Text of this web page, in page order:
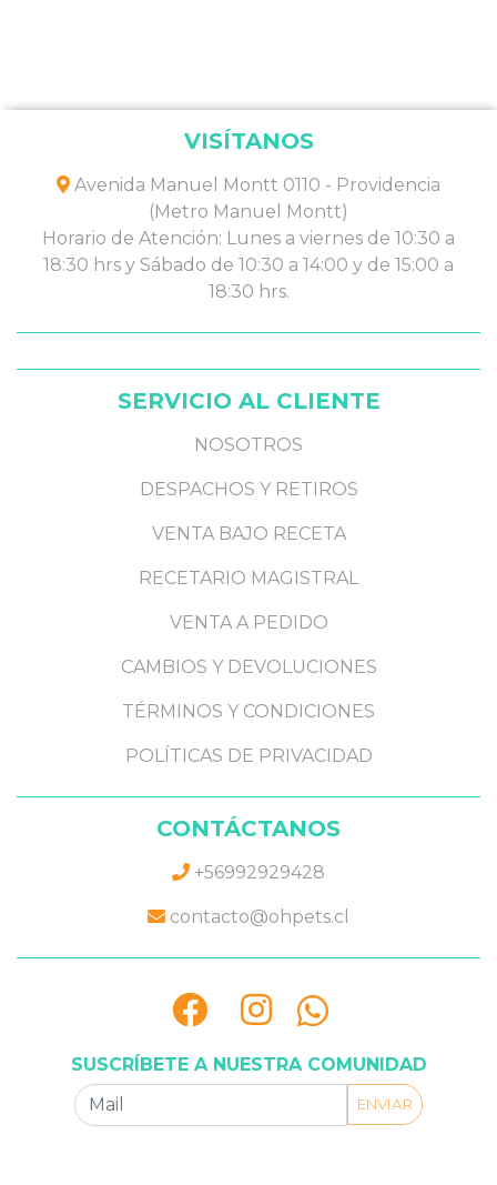
VISÍTANOS
Avenida Manuel Montt 0110 - Providencia
(Metro Manuel Montt)
Horario de Atención: Lunes a viernes de 10:30 a
18:30 hrs y Sábado de 10:30 a 14:00 y de 15:00 a
18:30 hrs.
SERVICIO AL CLIENTE
NOSOTROS
DESPACHOS Y RETIROS
VENTA BAJO RECETA
RECETARIO MAGISTRAL
VENTA A PEDIDO
CAMBIOS Y DEVOLUCIONES
TÉRMINOS Y CONDICIONES
POLÍTICAS DE PRIVACIDAD
CONTÁCTANOS
+56992929428
contacto@ohpets.cl
SUSCRÍBETE A NUESTRA COMUNIDAD
ENVIAR